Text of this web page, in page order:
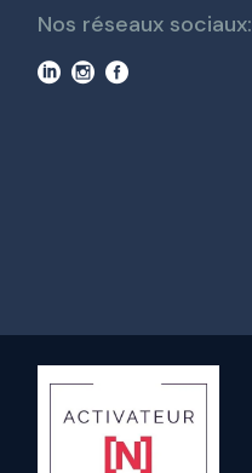
Nos réseaux sociaux: